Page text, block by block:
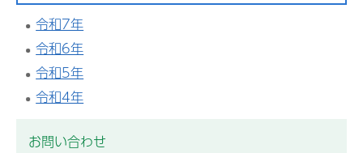
令和7年
令和6年
令和5年
令和4年
お問い合わせ